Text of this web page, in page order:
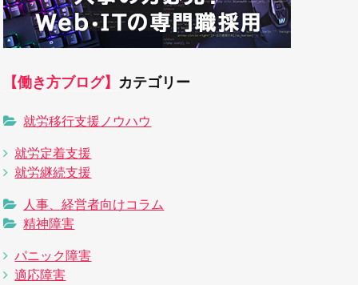
【働き方ブログ】 カテゴリー
就労移行支援ノウハウ
就労定着支援
就労継続支援
人事、経営者向けコラム
精神障害
パニック障害
適応障害